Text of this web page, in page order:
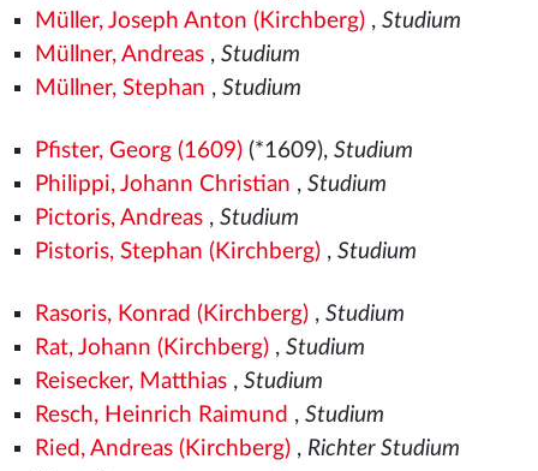
Müller, Joseph Anton (Kirchberg), Studium
Müllner, Andreas, Studium
Müllner, Stephan , Studium
Pfister, Georg (1609)(*1609), Studium
Philippi, Johann Christian , Studium
Pictoris, Andreas, Studium
Pistoris, Stephan (Kirchberg), Studium
Rasoris, Konrad (Kirchberg), Studium
Rat, Johann (Kirchberg), Studium
Reisecker, Matthias, Studium
Resch, Heinrich Raimund , Studium
Ried, Andreas (Kirchberg), Richter Studium